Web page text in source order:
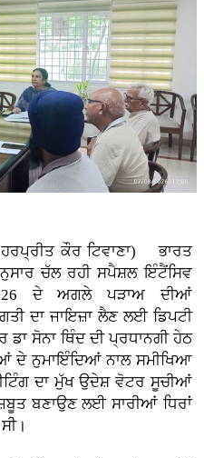
ਕੌਰ ਟਿਵਾਣਾ)
ਭਾਰਤ
ਚੱਲ ਰਹੀ ਸਪੈਸ਼ਲ ਇੰਟੈਂਸਿਵ
ਦੇ ਅਗਲੇ ਪੜਾਅ ਦੀਆਂ
ਦਾ ਜਾਇਜ਼ਾ ਲੈਣ ਲਈ ਡਿਪਟੀ
ਸੋਨਾ ਥਿੰਦ ਦੀ ਪ੍ਰਧਾਨਗੀ ਹੇਠ
ਦੇ ਨੁਮਾਇੰਦਿਆਂ ਨਾਲ ਸਮੀਖਿਆ
ਦਾ ਮੁੱਖ ਉਦੇਸ਼ ਵੋਟਰ ਸੂਚੀਆਂ
ਬਣਾਉਣ ਲਈ ਸਾਰੀਆਂ ਧਿਰਾਂ